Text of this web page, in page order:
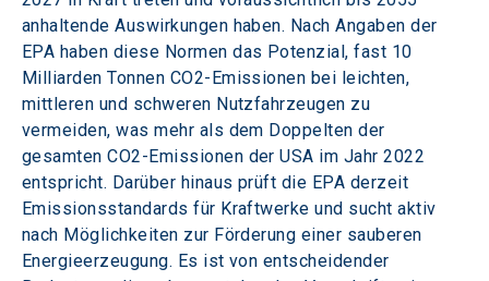
anhaltende Auswirkungen haben. Nach Angaben der
EPA haben diese Normen das Potenzial, fast 10
Milliarden Tonnen CO2-Emissionen bei leichten,
mittleren und schweren Nutzfahrzeugen zu
vermeiden, was mehr als dem Doppelten der
gesamten CO2-Emissionen der USA im Jahr 2022
entspricht. Darüber hinaus prüft die EPA derzeit
Emissionsstandards für Kraftwerke und sucht aktiv
nach Möglichkeiten zur Förderung einer sauberen
Energieerzeugung. Es ist von entscheidender